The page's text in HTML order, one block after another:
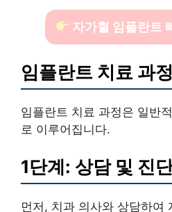
자가혈 임플란트
임플란트 치료 과정
임플란트 치료 과정은 일반
로 이루어집니다.
1단계: 상담 및 진
먼저, 치과 의사와 상담하여